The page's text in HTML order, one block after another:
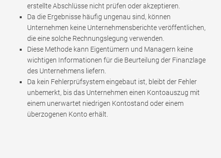
erstellte Abschlüsse nicht prüfen oder akzeptieren.
Da die Ergebnisse häufig ungenau sind, können
Unternehmen keine Unternehmensberichte veröffentlichen,
die eine solche Rechnungslegung verwenden.
Diese Methode kann Eigentümern und Managern keine
wichtigen Informationen für die Beurteilung der Finanzlage
des Unternehmens liefern.
Da kein Fehlerprüfsystem eingebaut ist, bleibt der Fehler
unbemerkt, bis das Unternehmen einen Kontoauszug mit
einem unerwartet niedrigen Kontostand oder einem
überzogenen Konto erhält.